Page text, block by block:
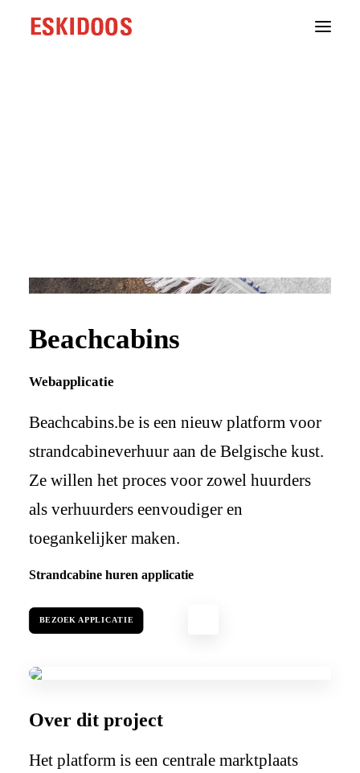
Beachcabins
Webapplicatie
Beachcabins.be is een nieuw platform voor
strandcabineverhuur aan de Belgische kust.
Ze willen het proces voor zowel huurders
als verhuurders eenvoudiger en
toegankelijker maken.
Strandcabine huren applicatie
BEZOEK APPLICATIE
Over dit project
Het platform is een centrale marktplaats